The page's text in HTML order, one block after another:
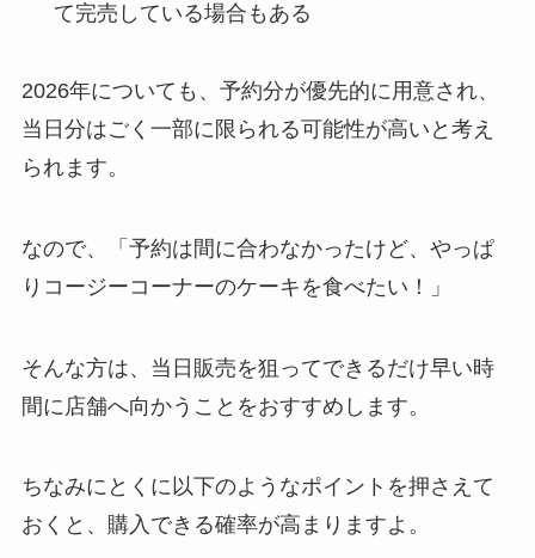
て完売している場合もある
2026年についても、予約分が優先的に用意され、
当日分はごく一部に限られる可能性が高いと考え
られます。
なので、「予約は間に合わなかったけど、やっぱ
りコージーコーナーのケーキを食べたい！」
そんな方は、当日販売を狙ってできるだけ早い時
間に店舗へ向かうことをおすすめします。
ちなみにとくに以下のようなポイントを押さえて
おくと、購入できる確率が高まりますよ。